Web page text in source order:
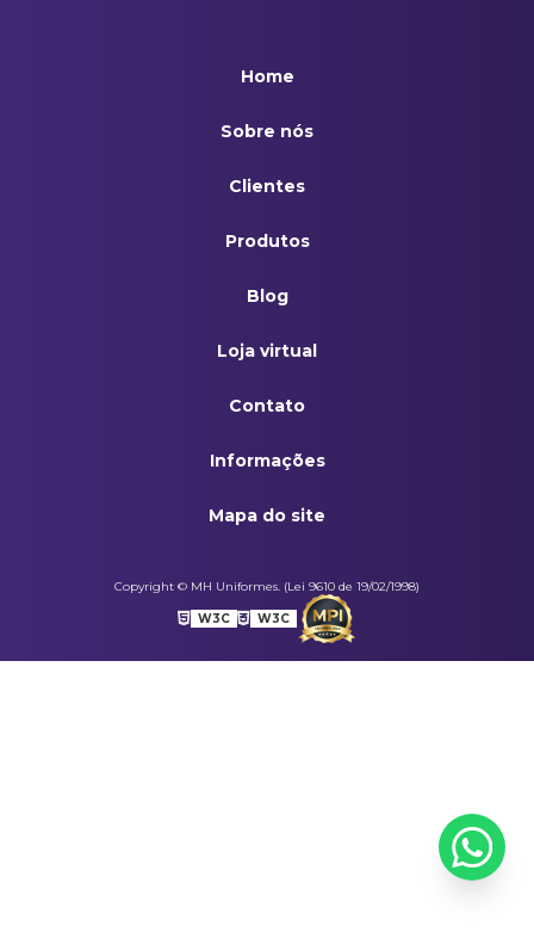
Home
Sobre nós
Clientes
Produtos
Blog
Loja virtual
Contato
Informações
Mapa do site
Copyright © MH Uniformes. (Lei 9610 de 19/02/1998)
W3C W3C